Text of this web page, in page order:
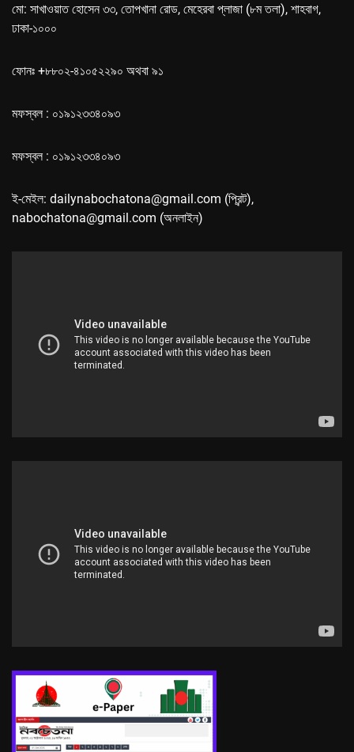
মো: সাখাওয়াত হোসেন ৩৩, তোপখানা রোড, মেহেরবা প্লাজা (৮ম তলা), শাহবাগ,
ঢাকা-১০০০
ফোনঃ +৮৮০২-৪১০৫২২৯০ অথবা ৯১
মফস্বল : ০১৯১২৩৩৪০৯৩
মফস্বল : ০১৯১২৩৩৪০৯৩
ই-মেইল: dailynabochatona@gmail.com (প্রিন্ট),
nabochatona@gmail.com (অনলাইন)